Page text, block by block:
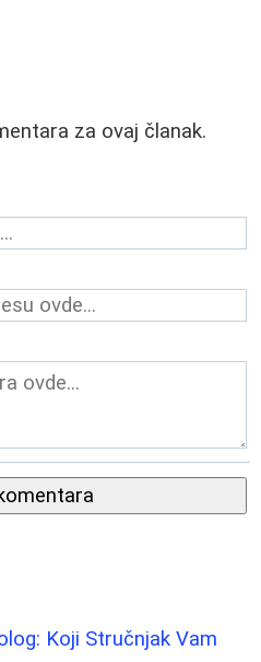
za ovaj članak.
Koji Stručnjak Vam